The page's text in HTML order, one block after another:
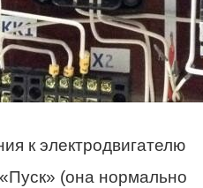
к электродвигателю
(она нормально